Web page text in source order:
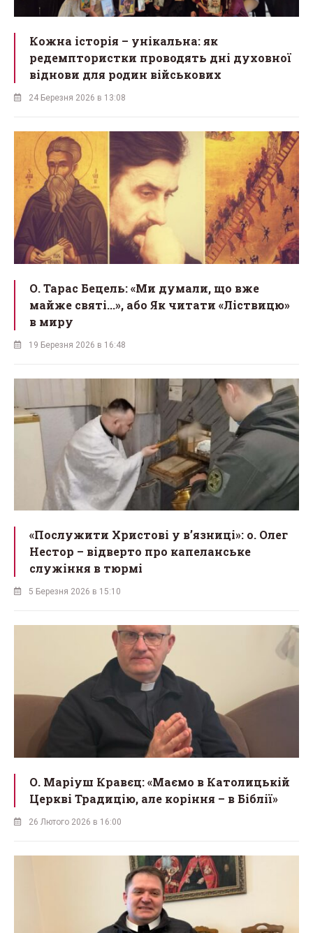
Кожна історія – унікальна: як
редемптористки проводять дні духовної
віднови для родин військових
24 Березня 2026 в 13:08
О. Тарас Бецель: «Ми думали, що вже
майже святі...», або Як читати «Ліствицю»
в миру
19 Березня 2026 в 16:48
«Послужити Христові у вʼязниці»: о. Олег
Нестор – відверто про капеланське
служіння в тюрмі
5 Березня 2026 в 15:10
О. Маріуш Кравєц: «Маємо в Католицькій
Церкві Традицію, але коріння – в Біблії»
26 Лютого 2026 в 16:00